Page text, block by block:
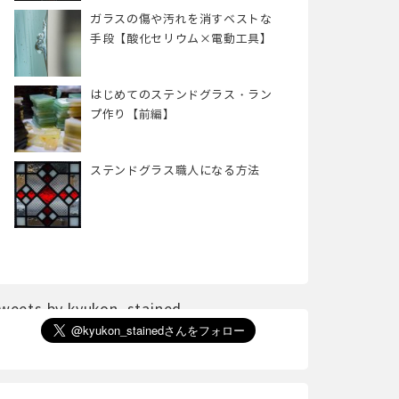
ガラスの傷や汚れを消すベストな
手段【酸化セリウム×電動工具】
はじめてのステンドグラス・ラン
プ作り【前編】
ステンドグラス職人になる方法
by kyukon_stained